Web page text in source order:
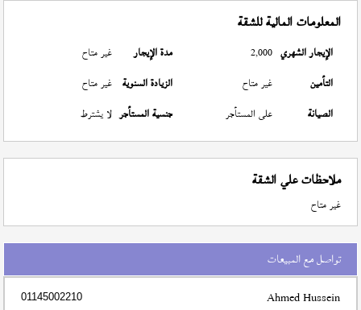
المعلومات المالية للشقة
الإيجار الشهري 2,000 مدة الإيجار
غير متاح
التأمين
غير متاح الزيادة السنوية غير متاح
الصيانة
على المستأجر جنسية المستأجر لا يشترط
ملاحظات علي الشقة
غير متاح
تواصل مع المبيعات
Ahmed Hussein
01145002210